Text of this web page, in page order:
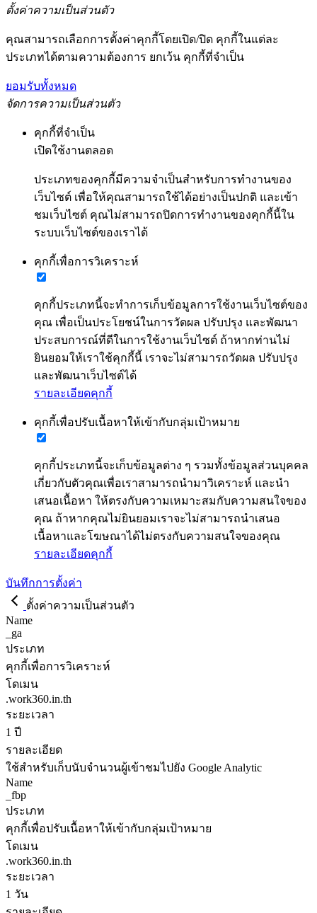
ตั้งค่าความเป็นส่วนตัว
คุณสามารถเลือกการตั้งค่าคุกกี้โดยเปิด/ปิด คุกกี้ในแต่ละ
ประเภทได้ตามความต้องการ ยกเว้น คุกกี้ที่จำเป็น
ยอมรับทั้งหมด
จัดการความเป็นส่วนตัว
คุกกี้ที่จำเป็น
เปิดใช้งานตลอด
ประเภทของคุกกี้มีความจำเป็นสำหรับการทำงานของ
เว็บไซต์ เพื่อให้คุณสามารถใช้ได้อย่างเป็นปกติ และเข้า
ชมเว็บไซต์ คุณไม่สามารถปิดการทำงานของคุกกี้นี้ใน
ระบบเว็บไซต์ของเราได้
คุกกี้เพื่อการวิเคราะห์
คุกกี้ประเภทนี้จะทำการเก็บข้อมูลการใช้งานเว็บไซต์ของ
คุณ เพื่อเป็นประโยชน์ในการวัดผล ปรับปรุง และพัฒนา
ประสบการณ์ที่ดีในการใช้งานเว็บไซต์ ถ้าหากท่านไม่
ยินยอมให้เราใช้คุกกี้นี้ เราจะไม่สามารถวัดผล ปรับปรุง
และพัฒนาเว็บไซต์ได้
รายละเอียดคุกกี้
คุกกี้เพื่อปรับเนื้อหาให้เข้ากับกลุ่มเป้าหมาย
คุกกี้ประเภทนี้จะเก็บข้อมูลต่าง ๆ รวมทั้งข้อมูลส่วนบุคคล
เกี่ยวกับตัวคุณเพื่อเราสามารถนำมาวิเคราะห์ และนำ
เสนอเนื้อหา ให้ตรงกับความเหมาะสมกับความสนใจของ
คุณ ถ้าหากคุณไม่ยินยอมเราจะไม่สามารถนำเสนอ
เนื้อหาและโฆษณาได้ไม่ตรงกับความสนใจของคุณ
รายละเอียดคุกกี้
บันทึกการตั้งค่า
ตั้งค่าความเป็นส่วนตัว
Name
_ga
ประเภท
คุกกี้เพื่อการวิเคราะห์
โดเมน
.work360.in.th
ระยะเวลา
1 ปี
รายละเอียด
ใช้สำหรับเก็บนับจำนวนผู้เข้าชมไปยัง Google Analytic
Name
_fbp
ประเภท
คุกกี้เพื่อปรับเนื้อหาให้เข้ากับกลุ่มเป้าหมาย
โดเมน
.work360.in.th
ระยะเวลา
1 วัน